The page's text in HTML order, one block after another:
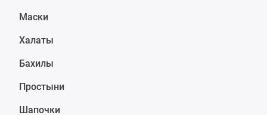
Маски
Халаты
Бахилы
Простыни
Шапочки